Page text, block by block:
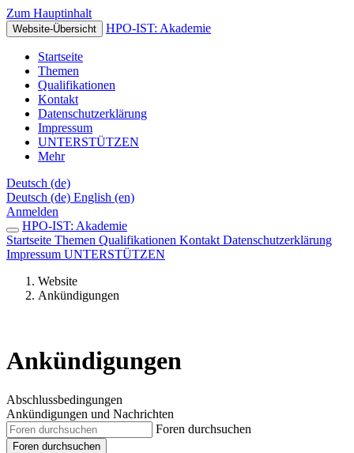
Zum Hauptinhalt
Website-Übersicht HPO-IST: Akademie
Startseite
Themen
Qualifikationen
Kontakt
Datenschutzerklärung
Impressum
UNTERSTÜTZEN
Mehr
Deutsch ‎(de)‎
Deutsch ‎(de)‎ English ‎(en)‎
Anmelden
HPO-IST: Akademie
Startseite Themen Qualifikationen Kontakt Datenschutzerklärung
Impressum UNTERSTÜTZEN
Website
Ankündigungen
Ankündigungen
Abschlussbedingungen
Ankündigungen und Nachrichten
Foren durchsuchen
Foren durchsuchen